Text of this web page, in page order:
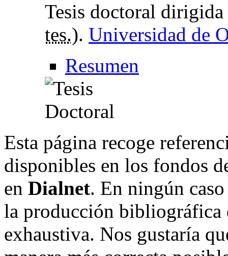
Tesis doctoral
tes.). Universidad de
Resumen
Esta página recoge
disponibles en los fondos
en Dialnet. En ningún
la producción bibliográfica
exhaustiva. Nos gustaría